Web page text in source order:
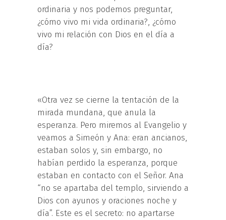
ordinaria y nos podemos preguntar,
¿cómo vivo mi vida ordinaria?, ¿cómo
vivo mi relación con Dios en el día a
día?
«Otra vez se cierne la tentación de la
mirada mundana, que anula la
esperanza. Pero miremos al Evangelio y
veamos a Simeón y Ana: eran ancianos,
estaban solos y, sin embargo, no
habían perdido la esperanza, porque
estaban en contacto con el Señor. Ana
“no se apartaba del templo, sirviendo a
Dios con ayunos y oraciones noche y
día”. Este es el secreto: no apartarse